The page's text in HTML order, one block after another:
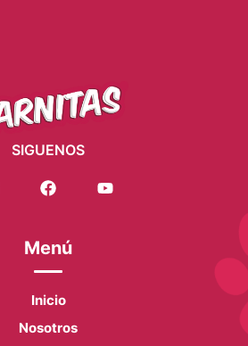
SIGUENOS
Menú
Inicio
Nosotros